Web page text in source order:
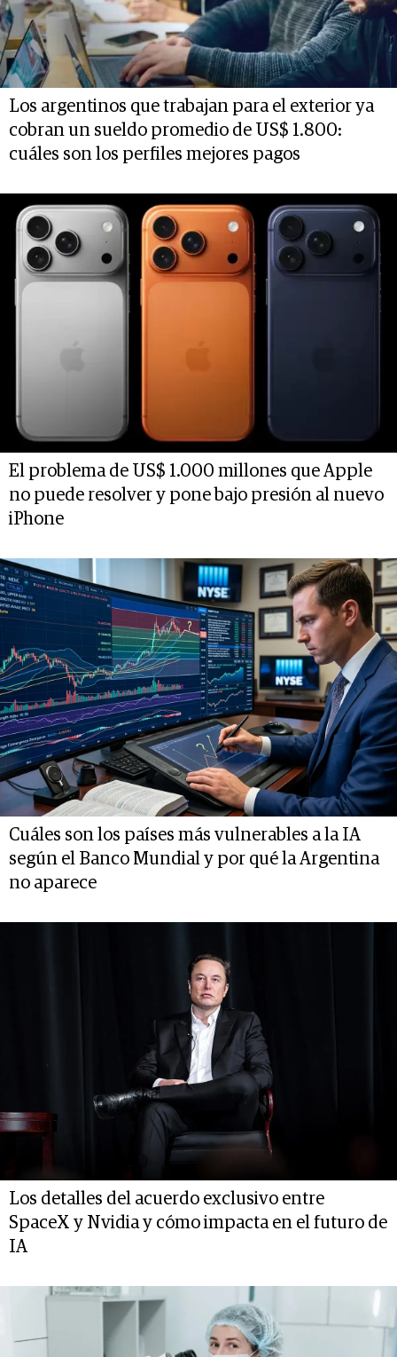
Los argentinos que trabajan para el exterior ya
cobran un sueldo promedio de US$ 1.800:
cuáles son los perfiles mejores pagos
El problema de US$ 1.000 millones que Apple
no puede resolver y pone bajo presión al nuevo
iPhone
Cuáles son los países más vulnerables a la IA
según el Banco Mundial y por qué la Argentina
no aparece
Los detalles del acuerdo exclusivo entre
SpaceX y Nvidia y cómo impacta en el futuro de
IA